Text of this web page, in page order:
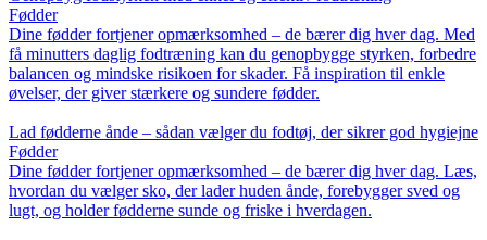
Fødder
Dine fødder fortjener opmærksomhed – de bærer dig hver dag. Med
få minutters daglig fodtræning kan du genopbygge styrken, forbedre
balancen og mindske risikoen for skader. Få inspiration til enkle
øvelser, der giver stærkere og sundere fødder.
Lad fødderne ånde – sådan vælger du fodtøj, der sikrer god hygiejne
Fødder
Dine fødder fortjener opmærksomhed – de bærer dig hver dag. Læs,
hvordan du vælger sko, der lader huden ånde, forebygger sved og
lugt, og holder fødderne sunde og friske i hverdagen.